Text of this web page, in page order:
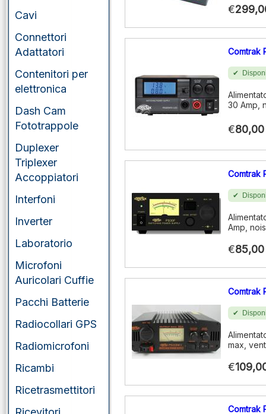
Cavi
Connettori
Adattatori
Contenitori per
elettronica
Dash Cam
Fototrappole
Duplexer
Triplexer
Accoppiatori
Interfoni
Inverter
Laboratorio
Microfoni
Auricolari Cuffie
Pacchi Batterie
Radiocollari GPS
Radiomicrofoni
Ricambi
Ricetrasmettitori
€
Comtrak
30 Amp,
€80,00
Comtrak
Amp,
€85,00
Comtrak
max,
€
Comtrak